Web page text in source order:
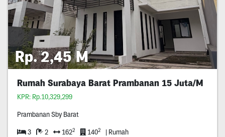
Rp. 2,45 M
Rumah Surabaya Barat Prambanan 15 Juta/M
KPR: Rp.10,329,299
Prambanan Sby Barat
3 2 1622 1402 | Rumah